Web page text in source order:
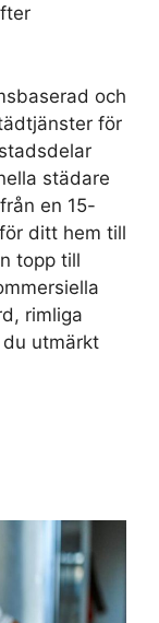
och
för
städare
en 15-
ditt hem till
topp till
rimliga
utmärkt